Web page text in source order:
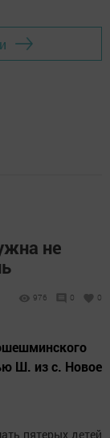
не
976 0 0
Ш. из с. Новое
пятерых детей